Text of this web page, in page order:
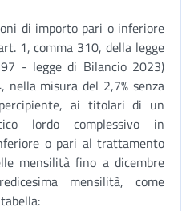
di importo pari o inferiore
1, comma 310, della legge
- legge di Bilancio 2023)
misura del 2,7% senza
ai titolari di un
lordo complessivo in
o pari al trattamento
mensilità fino a dicembre
mensilità, come